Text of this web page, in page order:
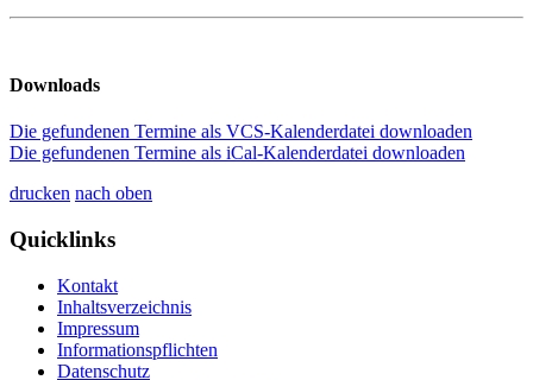
Downloads
Die gefundenen Termine als VCS-Kalenderdatei downloaden
Die gefundenen Termine als iCal-Kalenderdatei downloaden
drucken nach oben
Quicklinks
Kontakt
Inhaltsverzeichnis
Impressum
Informationspflichten
Datenschutz